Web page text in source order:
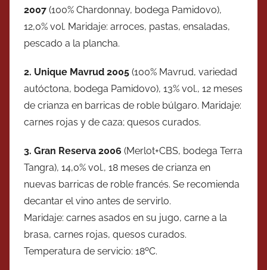
2007 (100% Chardonnay, bodega Pamidovo),
12,0% vol. Maridaje: arroces, pastas, ensaladas,
pescado a la plancha.
2. Unique Mavrud 2005 (100% Mavrud, variedad
autóctona, bodega Pamidovo), 13% vol., 12 meses
de crianza en barricas de roble búlgaro. Maridaje:
carnes rojas y de caza; quesos curados.
3. Gran Reserva 2006 (Merlot+CBS, bodega Terra
Tangra), 14,0% vol., 18 meses de crianza en
nuevas barricas de roble francés. Se recomienda
decantar el vino antes de servirlo.
Maridaje: carnes asados en su jugo, carne a la
brasa, carnes rojas, quesos curados.
Temperatura de servicio: 18ºC.